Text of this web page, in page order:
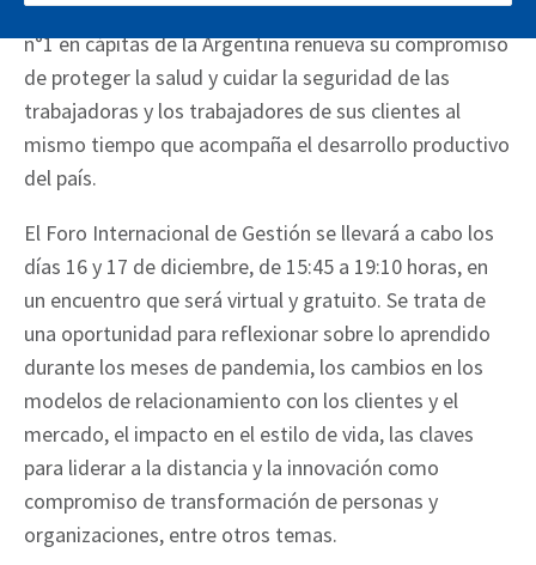
realidad”. Así, la aseguradora de riesgos del trabajo
n°1 en cápitas de la Argentina renueva su compromiso
de proteger la salud y cuidar la seguridad de las
trabajadoras y los trabajadores de sus clientes al
mismo tiempo que acompaña el desarrollo productivo
del país.
El Foro Internacional de Gestión se llevará a cabo los
días 16 y 17 de diciembre, de 15:45 a 19:10 horas, en
un encuentro que será virtual y gratuito. Se trata de
una oportunidad para reflexionar sobre lo aprendido
durante los meses de pandemia, los cambios en los
modelos de relacionamiento con los clientes y el
mercado, el impacto en el estilo de vida, las claves
para liderar a la distancia y la innovación como
compromiso de transformación de personas y
organizaciones, entre otros temas.